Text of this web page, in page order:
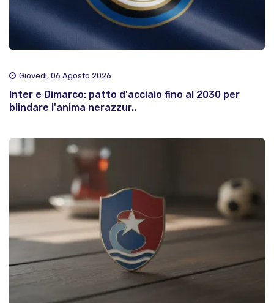
Giovedì, 06 Agosto 2026
Inter e Dimarco: patto d'acciaio fino al 2030 per
blindare l'anima nerazzur..